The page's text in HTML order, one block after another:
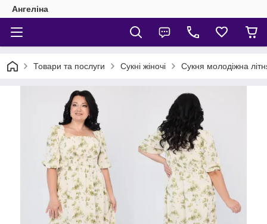
Ангеліна
Товари та послуги Сукні жіночі Сукня молодіжна